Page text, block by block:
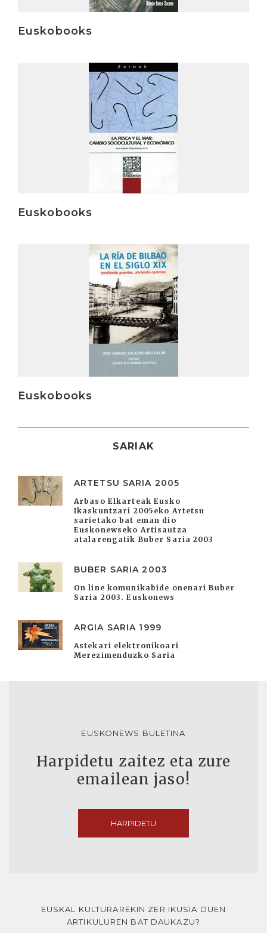
Euskobooks
Euskobooks
Euskobooks
SARIAK
ARTETSU SARIA 2005
Arbaso Elkarteak Eusko
Ikaskuntzari 2005eko Artetsu
sarietako bat eman dio
Euskonewseko Artisautza
atalarengatik Buber Saria 2003
BUBER SARIA 2003
On line komunikabide onenari Buber
Saria 2003. Euskonews
ARGIA SARIA 1999
Astekari elektronikoari
Merezimenduzko Saria
EUSKONEWS BULETINA
Harpidetu zaitez eta zure
emailean jaso!
HARPIDETU
EUSKAL KULTURAREKIN ZER IKUSIA DUEN
ARTIKULUREN BAT DAUKAZU?